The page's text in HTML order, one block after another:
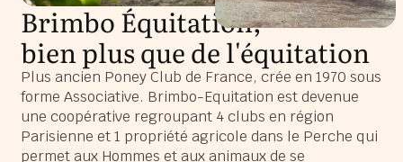
Brimbo Équitation,
bien plus que de l'équitation
Plus ancien Poney Club de France, crée en 1970 sous
forme Associative. Brimbo-Equitation est devenue
une coopérative regroupant 4 clubs en région
Parisienne et 1 propriété agricole dans le Perche qui
permet aux Hommes et aux animaux de se